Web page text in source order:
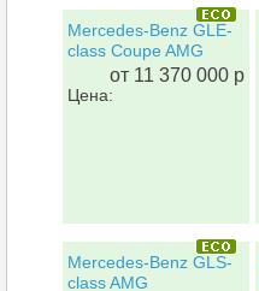
Mercedes-Benz GLE-
class Coupe AMG
от 11 370 000 р
Цена:
Mercedes-Benz GLS-
class AMG